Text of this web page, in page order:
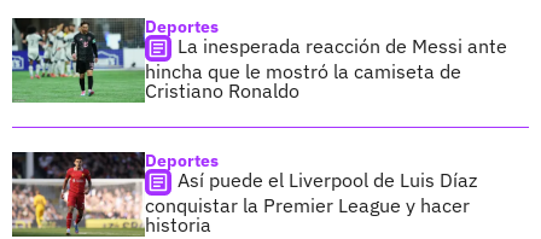
Deportes
La inesperada reacción de Messi ante
hincha que le mostró la camiseta de
Cristiano Ronaldo
Deportes
Así puede el Liverpool de Luis Díaz
conquistar la Premier League y hacer
historia